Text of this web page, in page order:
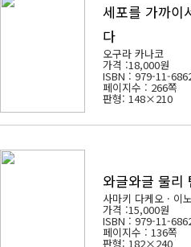
세포를 가까이
다
오구라 카나코
가격 :18,000원
ISBN : 979-11-
페이지수 : 266쪽
판형: 148×210
와글와글 물리
사마키 다케오 · 이
가격 :15,000원
ISBN : 979-11-
페이지수 : 136쪽
판형: 182×240